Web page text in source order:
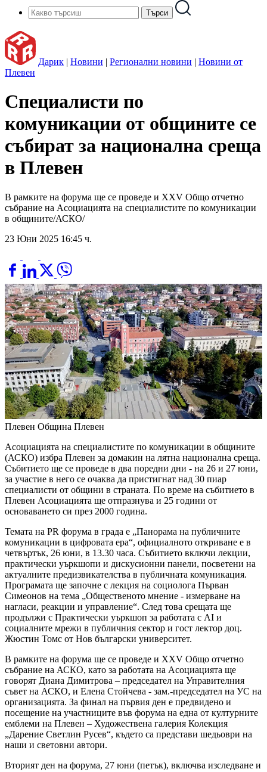
Дарик | Новини | Регионални новини | Новини от
Плевен
Специалисти по
комуникации от общините се
събират за национална среща
в Плевен
В рамките на форума ще се проведе и XXV Общо отчетно
събрание на Асоциацията на специалистите по комуникации
в общините/АСКО/
23 Юни 2025 16:45 ч.
Плевен Община Плевен
Асоциацията на специалистите по комуникации в общините
(АСКО) избра Плевен за домакин на лятна национална среща.
Събитието ще се проведе в два поредни дни - на 26 и 27 юни,
за участие в него се очаква да пристигнат над 30 пиар
специалисти от общини в страната. По време на събитието в
Плевен Асоциацията ще отпразнува и 25 години от
основаването си през 2000 година.
Темата на PR форума в града е „Панорама на публичните
комуникации в цифровата ера“, официалното откриване е в
четвъртък, 26 юни, в 13.30 часа. Събитието включи лекции,
практически уъркшопи и дискусионни панели, посветени на
актуалните предизвикателства в публичната комуникация.
Програмата ще започне с лекция на социолога Първан
Симеонов на тема „Общественото мнение - измерване на
нагласи, реакции и управление“. След това срещата ще
продължи с Практически уъркшоп за работата с AI и
социалните мрежи в публичния сектор и гост лектор доц.
Жюстин Томс от Нов български университет.
В рамките на форума ще се проведе и XXV Общо отчетно
събрание на АСКО, като за работата на Асоциацията ще
говорят Диана Димитрова – председател на Управителния
съвет на АСКО, и Елена Стойчева - зам.-председател на УС на
организацията. За финал на първия ден е предвидено и
посещение на участниците във форума на една от културните
емблеми на Плевен – Художествена галерия Колекция
„Дарение Светлин Русев“, където са представи шедьоври на
наши и световни автори.
Вторият ден на форума, 27 юни (петък), включва изследване и